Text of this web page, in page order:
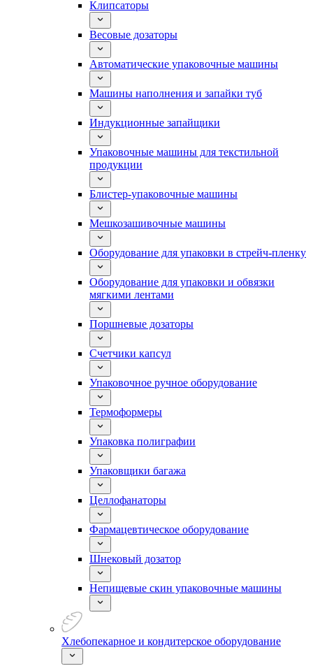
Клипсаторы
Весовые дозаторы
Автоматические упаковочные машины
Машины наполнения и запайки туб
Индукционные запайщики
Упаковочные машины для текстильной
продукции
Блистер-упаковочные машины
Мешкозашивочные машины
Оборудование для упаковки в стрейч-пленку
Оборудование для упаковки и обвязки
мягкими лентами
Поршневые дозаторы
Счетчики капсул
Упаковочное ручное оборудование
Термоформеры
Упаковка полиграфии
Упаковщики багажа
Целлофанаторы
Фармацевтическое оборудование
Шнековый дозатор
Непищевые скин упаковочные машины
Хлебопекарное и кондитерское оборудование